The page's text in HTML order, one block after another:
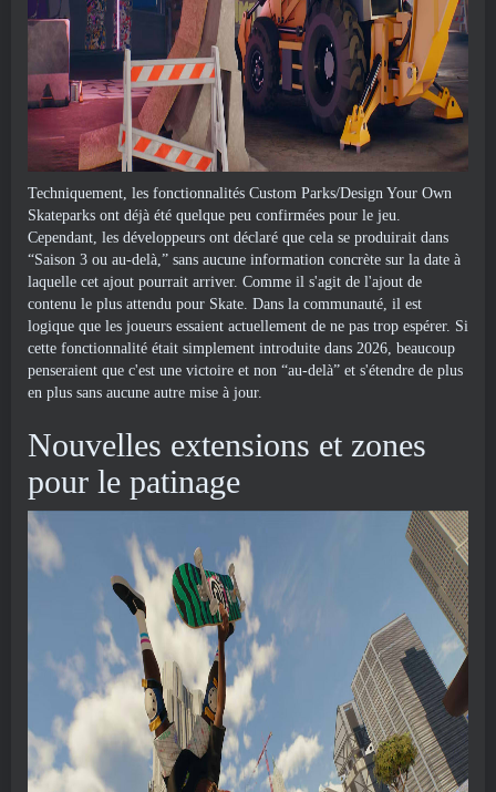
Techniquement, les fonctionnalités Custom Parks/Design Your Own
Skateparks ont déjà été quelque peu confirmées pour le jeu.
Cependant, les développeurs ont déclaré que cela se produirait dans
“Saison 3 ou au-delà,” sans aucune information concrète sur la date à
laquelle cet ajout pourrait arriver. Comme il s'agit de l'ajout de
contenu le plus attendu pour Skate. Dans la communauté, il est
logique que les joueurs essaient actuellement de ne pas trop espérer. Si
cette fonctionnalité était simplement introduite dans 2026, beaucoup
penseraient que c'est une victoire et non “au-delà” et s'étendre de plus
en plus sans aucune autre mise à jour.
Nouvelles extensions et zones
pour le patinage